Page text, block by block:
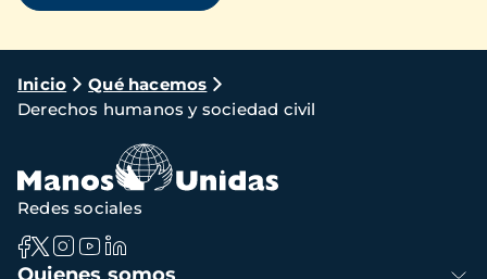
Ruta
de
navegación
Inicio
Qué hacemos
Derechos humanos y sociedad civil
Navegación
Redes sociales